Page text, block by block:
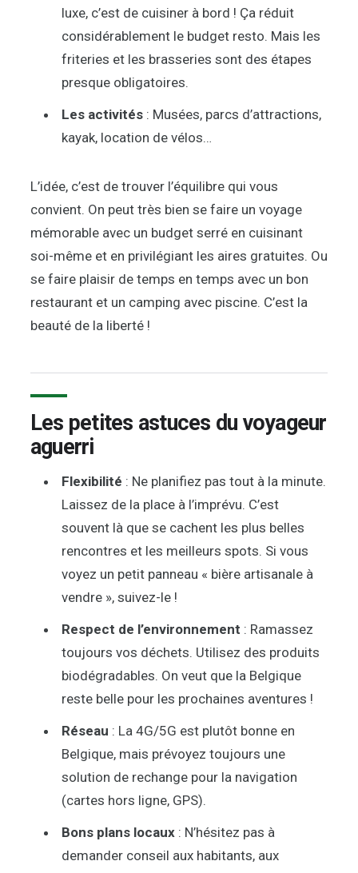
luxe, c’est de cuisiner à bord ! Ça réduit
considérablement le budget resto. Mais les
friteries et les brasseries sont des étapes
presque obligatoires.
Les activités : Musées, parcs d’attractions,
kayak, location de vélos…
L’idée, c’est de trouver l’équilibre qui vous
convient. On peut très bien se faire un voyage
mémorable avec un budget serré en cuisinant
soi-même et en privilégiant les aires gratuites. Ou
se faire plaisir de temps en temps avec un bon
restaurant et un camping avec piscine. C’est la
beauté de la liberté !
Les petites astuces du voyageur
aguerri
Flexibilité : Ne planifiez pas tout à la minute.
Laissez de la place à l’imprévu. C’est
souvent là que se cachent les plus belles
rencontres et les meilleurs spots. Si vous
voyez un petit panneau « bière artisanale à
vendre », suivez-le !
Respect de l’environnement : Ramassez
toujours vos déchets. Utilisez des produits
biodégradables. On veut que la Belgique
reste belle pour les prochaines aventures !
Réseau : La 4G/5G est plutôt bonne en
Belgique, mais prévoyez toujours une
solution de rechange pour la navigation
(cartes hors ligne, GPS).
Bons plans locaux : N’hésitez pas à
demander conseil aux habitants, aux